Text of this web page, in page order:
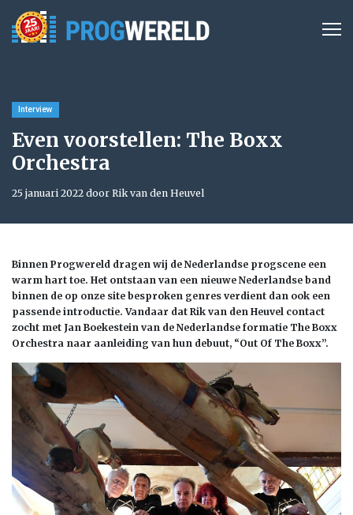
Interview
Even voorstellen: The Boxx
Orchestra
25 januari 2022 door Rik van den Heuvel
Binnen Progwereld dragen wij de Nederlandse progscene een
warm hart toe. Het ontstaan van een nieuwe Nederlandse band
binnen de op onze site besproken genres verdient dan ook een
passende introductie. Vandaar dat Rik van den Heuvel contact
zocht met Jan Boekestein van de Nederlandse formatie The Boxx
Orchestra naar aanleiding van hun debuut, “Out Of The Boxx”.